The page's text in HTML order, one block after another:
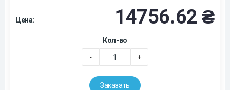
Цена: 14756.62 ₴
Кол-во
- +
Заказать